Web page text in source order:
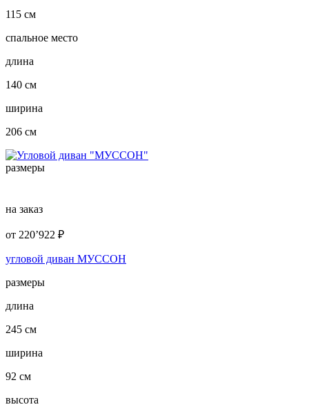
115 см
спальное место
длина
140 см
ширина
206 см
размеры
на заказ
от 220’922 ₽
угловой диван МУССОН
размеры
длина
245 см
ширина
92 см
высота